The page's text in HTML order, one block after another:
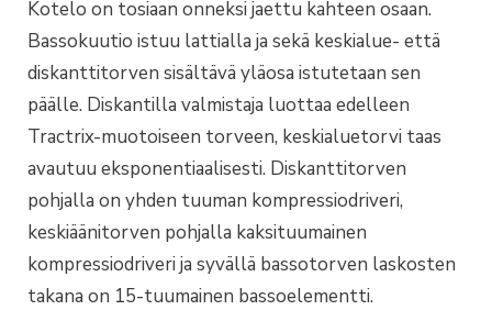
Kotelo on tosiaan onneksi jaettu kahteen osaan.
Bassokuutio istuu lattialla ja sekä keskialue- että
diskanttitorven sisältävä yläosa istutetaan sen
päälle. Diskantilla valmistaja luottaa edelleen
Tractrix-muotoiseen torveen, keskialuetorvi taas
avautuu eksponentiaalisesti. Diskanttitorven
pohjalla on yhden tuuman kompressiodriveri,
keskiäänitorven pohjalla kaksituumainen
kompressiodriveri ja syvällä bassotorven laskosten
takana on 15-tuumainen bassoelementti.